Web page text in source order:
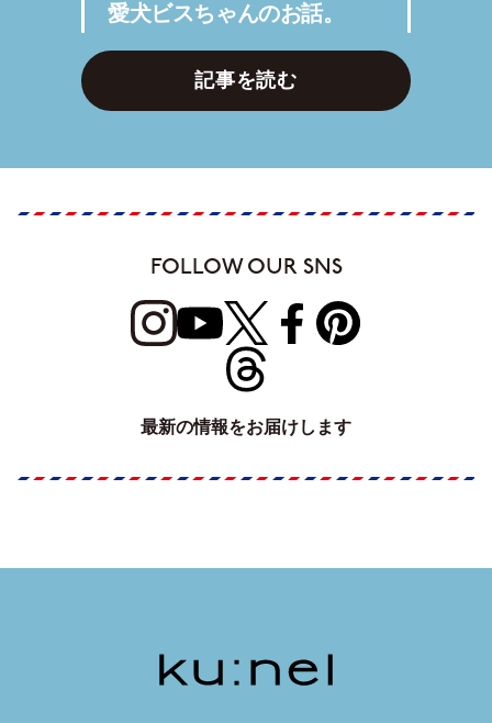
愛犬ビスちゃんのお話。
記事を読む
FOLLOW OUR SNS
最新の情報をお届けします